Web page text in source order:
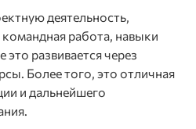
деятельность,
работа, навыки
это развивается через
Более того, это отличная
и дальнейшего